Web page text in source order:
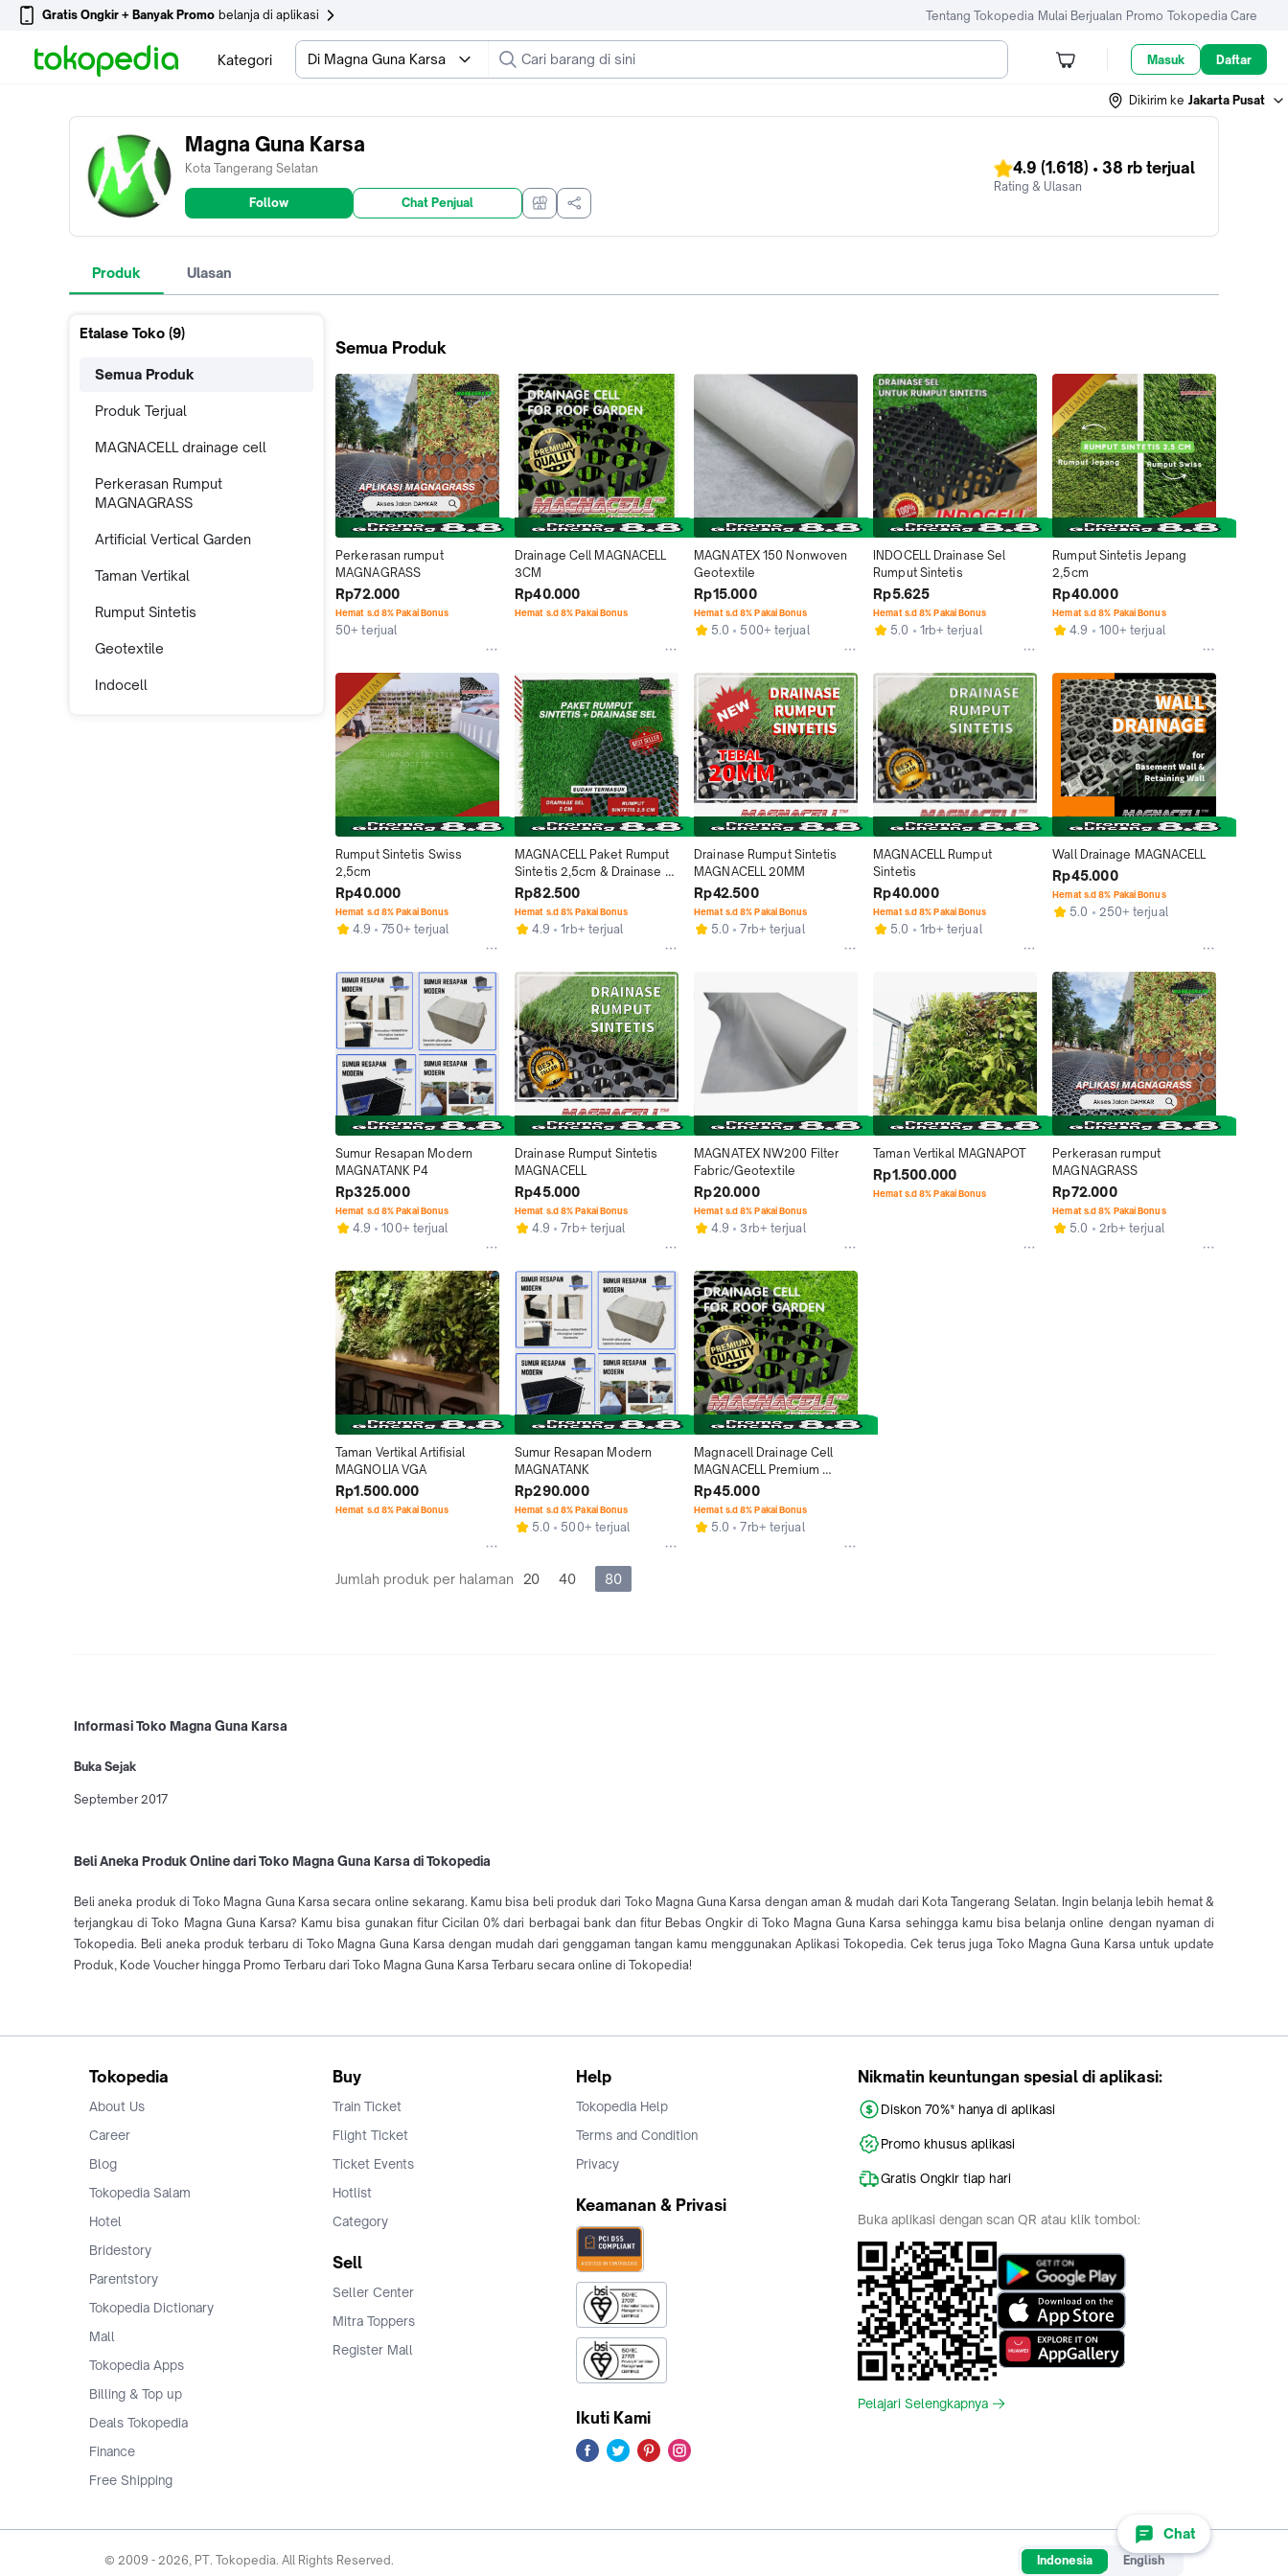
Gratis Ongkir + Banyak Promo belanja di aplikasi Tentang Tokopedia Mulai Berjualan Promo Tokopedia Care
Kategori Di Magna Guna Karsa Masuk Daftar
Dikirim ke Jakarta Pusat
Magna Guna Karsa
Kota Tangerang Selatan
Follow Chat Penjual
4.9 (1.618) • 38 rb terjual
Rating & Ulasan
Produk Ulasan
Etalase Toko (9)
Semua Produk
Produk Terjual
MAGNACELL drainage cell
Perkerasan Rumput
MAGNAGRASS
Artificial Vertical Garden
Taman Vertikal
Rumput Sintetis
Geotextile
Indocell
Semua Produk
Perkerasan rumput
MAGNAGRASS
Rp72.000
Hemat s.d 8% Pakai Bonus
50+ terjual
Drainage Cell MAGNACELL
3CM
Rp40.000
Hemat s.d 8% Pakai Bonus
MAGNATEX 150 Nonwoven
Geotextile
Rp15.000
Hemat s.d 8% Pakai Bonus
5.0 500+ terjual
INDOCELL Drainase Sel
Rumput Sintetis
Rp5.625
Hemat s.d 8% Pakai Bonus
5.0 1rb+ terjual
Rumput Sintetis Jepang
2,5cm
Rp40.000
Hemat s.d 8% Pakai Bonus
4.9 100+ terjual
Rumput Sintetis Swiss
2,5cm
Rp40.000
Hemat s.d 8% Pakai Bonus
4.9 750+ terjual
MAGNACELL Paket Rumput
Sintetis 2,5cm & Drainase
Sel 20mm Jepang/Swiss
Kualitas Premium Harga
Termurah Best Seller
Rp82.500
Hemat s.d 8% Pakai Bonus
4.9 1rb+ terjual
Drainase Rumput Sintetis
MAGNACELL 20MM
Rp42.500
Hemat s.d 8% Pakai Bonus
5.0 7rb+ terjual
MAGNACELL Rumput
Sintetis
Rp40.000
Hemat s.d 8% Pakai Bonus
5.0 1rb+ terjual
Wall Drainage MAGNACELL
Rp45.000
Hemat s.d 8% Pakai Bonus
5.0 250+ terjual
Sumur Resapan Modern
MAGNATANK P4
Rp325.000
Hemat s.d 8% Pakai Bonus
4.9 100+ terjual
Drainase Rumput Sintetis
MAGNACELL
Rp45.000
Hemat s.d 8% Pakai Bonus
4.9 7rb+ terjual
MAGNATEX NW200 Filter
Fabric/Geotextile
Rp20.000
Hemat s.d 8% Pakai Bonus
4.9 3rb+ terjual
Taman Vertikal MAGNAPOT
Rp1.500.000
Hemat s.d 8% Pakai Bonus
Perkerasan rumput
MAGNAGRASS
Rp72.000
Hemat s.d 8% Pakai Bonus
5.0 2rb+ terjual
Taman Vertikal Artifisial
MAGNOLIA VGA
Rp1.500.000
Hemat s.d 8% Pakai Bonus
Sumur Resapan Modern
MAGNATANK
Rp290.000
Hemat s.d 8% Pakai Bonus
5.0 500+ terjual
Magnacell Drainage Cell
MAGNACELL Premium
Quality 500mm x 500mm
Tebal 30mm untuk Roof
Garden & Retaining Wall
Rp45.000
Hemat s.d 8% Pakai Bonus
5.0 7rb+ terjual
Jumlah produk per halaman 20 40 80
Informasi Toko Magna Guna Karsa
Buka Sejak
September 2017
Beli Aneka Produk Online dari Toko Magna Guna Karsa di Tokopedia
Beli aneka produk di Toko Magna Guna Karsa secara online sekarang. Kamu bisa beli produk dari Toko Magna Guna Karsa dengan aman & mudah dari Kota Tangerang Selatan. Ingin belanja lebih hemat &
terjangkau di Toko Magna Guna Karsa? Kamu bisa gunakan fitur Cicilan 0% dari berbagai bank dan fitur Bebas Ongkir di Toko Magna Guna Karsa sehingga kamu bisa belanja online dengan nyaman di
Tokopedia. Beli aneka produk terbaru di Toko Magna Guna Karsa dengan mudah dari genggaman tangan kamu menggunakan Aplikasi Tokopedia. Cek terus juga Toko Magna Guna Karsa untuk update
Produk, Kode Voucher hingga Promo Terbaru dari Toko Magna Guna Karsa Terbaru secara online di Tokopedia!
Chat
Tokopedia
About Us
Career
Blog
Tokopedia Salam
Hotel
Bridestory
Parentstory
Tokopedia Dictionary
Mall
Tokopedia Apps
Billing & Top up
Deals Tokopedia
Finance
Free Shipping
Buy
Train Ticket
Flight Ticket
Ticket Events
Hotlist
Category
Sell
Seller Center
Mitra Toppers
Register Mall
Help
Tokopedia Help
Terms and Condition
Privacy
Keamanan & Privasi
Ikuti Kami
Nikmatin keuntungan spesial di aplikasi:
Diskon 70%* hanya di aplikasi
Promo khusus aplikasi
Gratis Ongkir tiap hari
Buka aplikasi dengan scan QR atau klik tombol:
Pelajari Selengkapnya
© 2009 - 2026, PT. Tokopedia. All Rights Reserved. Indonesia English